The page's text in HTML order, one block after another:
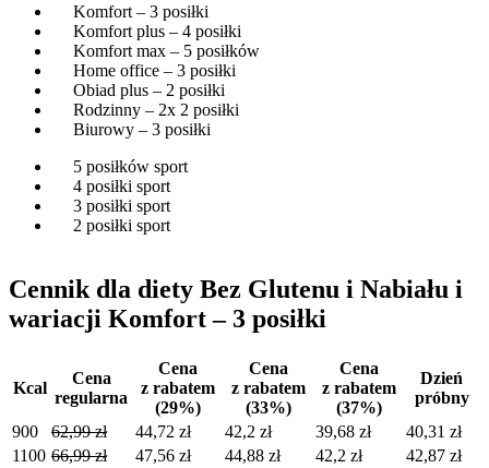
Komfort – 3 posiłki
Komfort plus – 4 posiłki
Komfort max – 5 posiłków
Home office – 3 posiłki
Obiad plus – 2 posiłki
Rodzinny – 2x 2 posiłki
Biurowy – 3 posiłki
5 posiłków sport
4 posiłki sport
3 posiłki sport
2 posiłki sport
Cennik dla diety Bez Glutenu i Nabiału i
wariacji Komfort – 3 posiłki
Kcal
Cena
regularna
Cena
z rabatem
(29%)
Cena
z rabatem
(33%)
Cena
z rabatem
(37%)
Dzień
próbny
900
62,99 zł 44,72 zł 42,2 zł 39,68 zł
40,31 zł
1100 66,99 zł 47,56 zł 44,88 zł 42,2 zł
42,87 zł